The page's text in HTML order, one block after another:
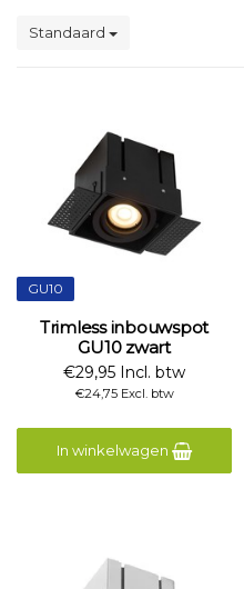
Standaard
GU10
Trimless inbouwspot
GU10 zwart
€29,95 Incl. btw
€24,75 Excl. btw
In winkelwagen